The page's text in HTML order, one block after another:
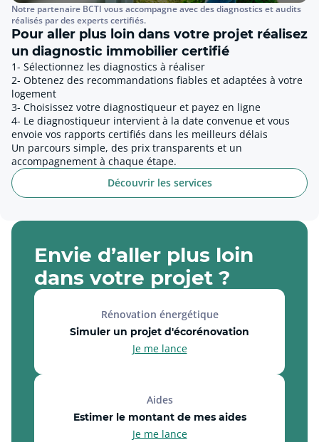
Pour aller plus loin dans votre projet réalisez
un diagnostic immobilier certifié
Notre partenaire BCTI vous accompagne avec des diagnostics et audits
réalisés par des experts certifiés.
1- Sélectionnez les diagnostics à réaliser
2- Obtenez des recommandations fiables et adaptées à votre
logement
3- Choisissez votre diagnostiqueur et payez en ligne
4- Le diagnostiqueur intervient à la date convenue et vous
envoie vos rapports certifiés dans les meilleurs délais
Un parcours simple, des prix transparents et un
accompagnement à chaque étape.
Découvrir les services
Envie d’aller plus loin
dans votre projet ?
Simuler un projet d'écorénovation
Rénovation énergétique
Je me lance
Estimer le montant de mes aides
Aides
Je me lance